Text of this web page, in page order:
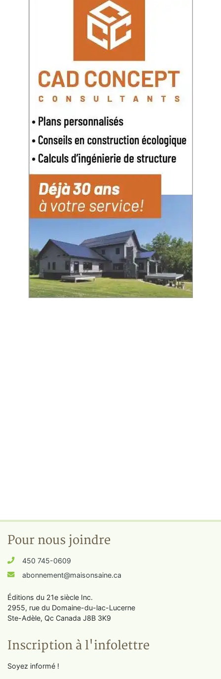
Pour nous joindre
450 745-0609
abonnement@maisonsaine.ca
Éditions du 21e siècle Inc.
2955, rue du Domaine-du-lac-Lucerne
Ste-Adèle, Qc Canada J8B 3K9
Inscription à l'infolettre
Soyez informé !